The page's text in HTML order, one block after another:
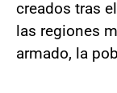
creados tras
las regiones
armado, la